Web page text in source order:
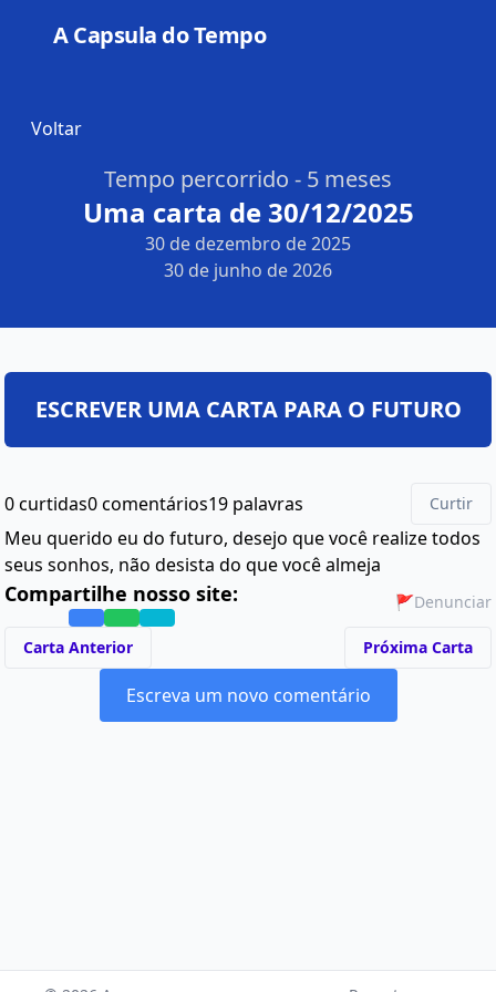
A Capsula do Tempo
Voltar
Tempo percorrido - 5 meses
Uma carta de 30/12/2025
30 de dezembro de 2025
30 de junho de 2026
0 curtidas0 comentários19 palavras Curtir
Meu querido eu do futuro, desejo que você realize todos
seus sonhos, não desista do que você almeja
Compartilhe nosso site: 🚩Denunciar
Carta Anterior Próxima Carta
Escreva um novo comentário
ESCREVER UMA CARTA PARA O FUTURO